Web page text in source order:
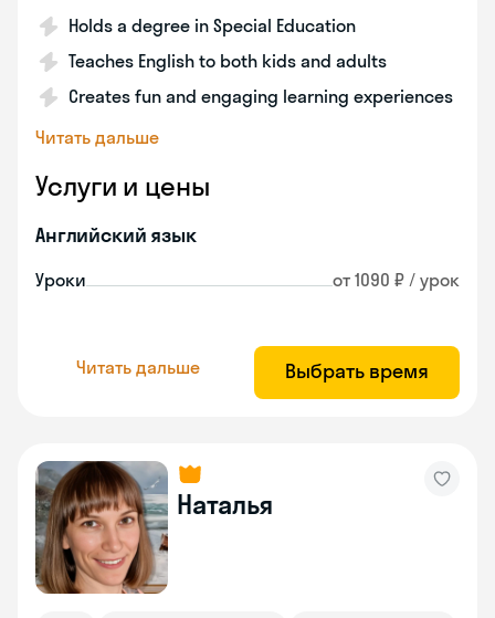
Holds a degree in Special Education
Teaches English to both kids and adults
Creates fun and engaging learning experiences
Читать дальше
Услуги и цены
Английский язык
Уроки от 1090 ₽ / урок
Читать дальше Выбрать время
Наталья